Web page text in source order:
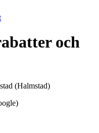
och
(Halmstad)